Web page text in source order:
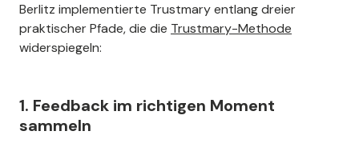
Berlitz implementierte Trustmary entlang dreier
praktischer Pfade, die die Trustmary-Methode
widerspiegeln:
1. Feedback im richtigen Moment
sammeln